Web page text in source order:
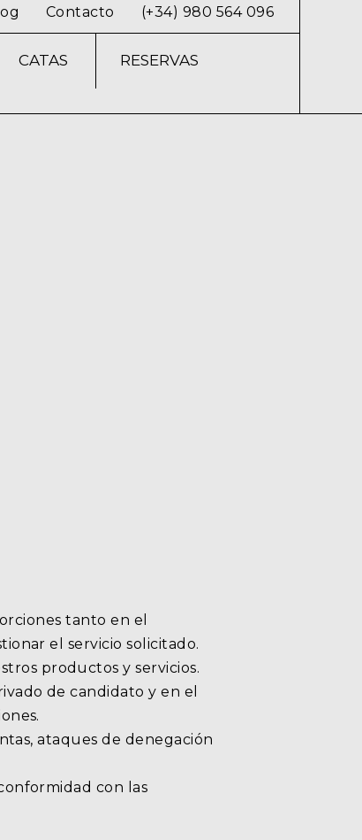
Contacto (+34) 980 564 096
CATAS
RESERVAS
tanto en el
el servicio solicitado.
productos y servicios.
de candidato y en el
ataques de denegación
con las